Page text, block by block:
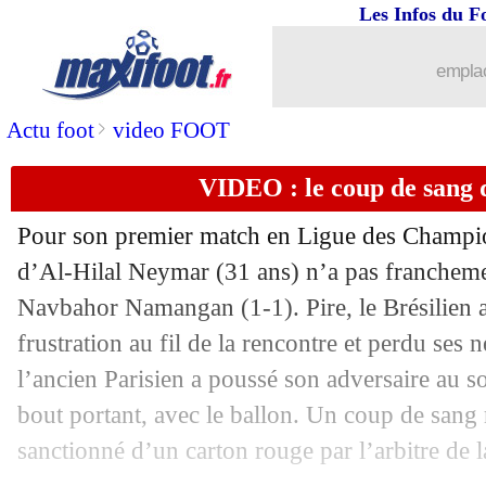
Actu foot> video FOOT
Les Infos du
VIDEO : le coup de sang
Pour son premier match en Ligue des
d’Al-Hilal Neymar (31 ans) n’a pas
Navbahor Namangan (1-1). Pire, le Brésilien
frustration au fil de la rencontre et perdu ses
l’ancien Parisien a poussé son adversaire au
bout portant, avec le ballon. Un coup de sang
sanctionné d’un carton rouge par l’arbitre de
: Di Meco réagit à la crise
19/09 L1: l'Europe, Riolo est inquiet
19/09 OM: une pétition pour le maintien
: le derby, Pioli veut tourner la
19/09 OM: Longoria pourrait aussi
19/09 Lazio: Sarri avertit Guendouzi
19/09 Man City : De Bruyne, un avenir en
19/09 PSG: Romano voit Mbappé au Real